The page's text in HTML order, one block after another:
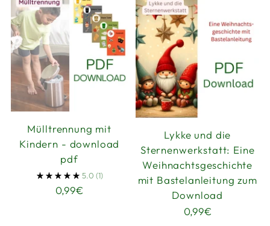
Mülltrennung mit
Kindern - download
pdf
5.0 (1)
0,99€
Lykke und die
Sternenwerkstatt: Eine
Weihnachtsgeschichte
mit Bastelanleitung zum
Download
0,99€